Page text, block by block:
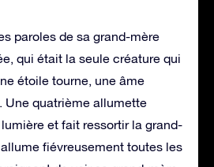
paroles de sa grand-mère
qui était la seule créature qui
étoile tourne, une âme
Une quatrième allumette
et fait ressortir la grand-
allume fiévreusement toutes les